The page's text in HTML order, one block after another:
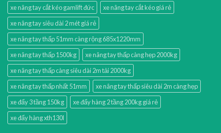
xe nâng tay cắt kéo gamlift đức
xe nâng tay cắt kéo giá rẻ
xe nâng tay siêu dài 2 mét giá rẻ
xe nâng tay thấp 51mm càng rộng 685x1220mm
xe nâng tay thấp 1500kg
xe nâng tay thấp càng hẹp 2000kg
xe nâng tay thấp càng siêu dài 2m tải 2000kg
xe nâng tay thấp nhất 51mm
xe nâng tay thấp siêu dài 2m càng hẹp
xe đẩy 3 tầng 150kg
xe đẩy hàng 2 tầng 200kg giá rẻ
xe đẩy hàng xth130l